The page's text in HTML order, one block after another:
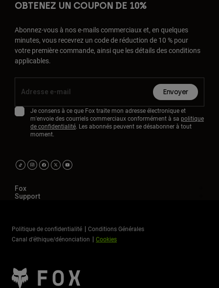
OBTENEZ UN COUPON DE 10%
Abonnez-vous à nos e-mails commerciaux et, en quelques
minutes, vous recevrez un code de réduction de 10 % pour
votre première commande, ainsi que les détails des conditions
applicables.
Envoyer
Je consens à ce que Fox traite mon adresse électronique et
m'envoie des courriels commerciaux conformément à sa politique
de confidentialité. Les abonnés peuvent se désabonner à tout
moment.
Fox
Support
Politique de confidentialité
Conditions Générales
Canal d’éthique/dénonciation
Cookies